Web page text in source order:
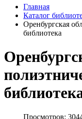
Главная
Каталог
Оренбургская
библиотека
Просмотров: